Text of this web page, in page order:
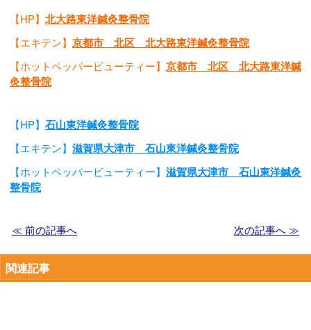
【HP】 北大路東洋鍼灸整骨院
【エキテン】 京都市 北区 北大路東洋鍼灸整骨院
【ホットペッパービューティー】 京都市 北区 北大路東洋鍼
灸整骨院
【HP】 石山東洋鍼灸整骨院
【エキテン】 滋賀県大津市 石山東洋鍼灸整骨院
【ホットペッパービューティー】 滋賀県大津市 石山東洋鍼灸
整骨院
≪ 前の記事へ 次の記事へ ≫
関連記事